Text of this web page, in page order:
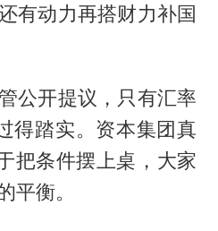
有动力再搭财力补国
公开提议，只有汇率
得踏实。资本集团真
把条件摆上桌，大家
平衡。